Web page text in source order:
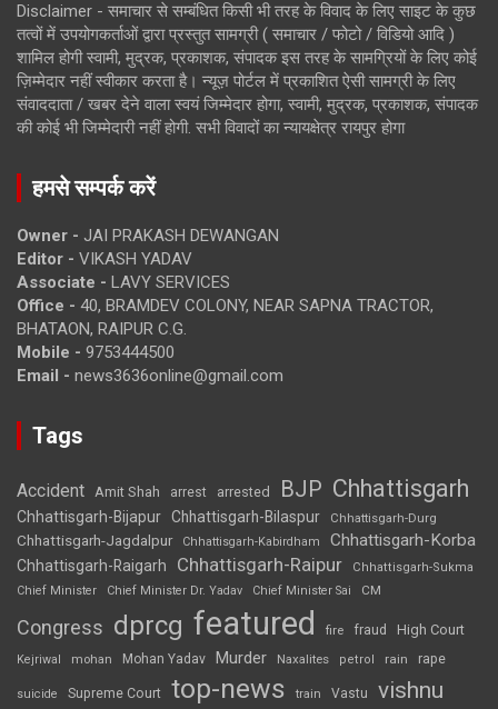
Disclaimer - समाचार से सम्बंधित किसी भी तरह के विवाद के लिए साइट के कुछ
तत्वों में उपयोगकर्ताओं द्वारा प्रस्तुत सामग्री ( समाचार / फोटो / विडियो आदि )
शामिल होगी स्वामी, मुद्रक, प्रकाशक, संपादक इस तरह के सामग्रियों के लिए कोई
ज़िम्मेदार नहीं स्वीकार करता है। न्यूज़ पोर्टल में प्रकाशित ऐसी सामग्री के लिए
संवाददाता / खबर देने वाला स्वयं जिम्मेदार होगा, स्वामी, मुद्रक, प्रकाशक, संपादक
की कोई भी जिम्मेदारी नहीं होगी. सभी विवादों का न्यायक्षेत्र रायपुर होगा
हमसे सम्पर्क करें
Owner - JAI PRAKASH DEWANGAN
Editor - VIKASH YADAV
Associate - LAVY SERVICES
Office - 40, BRAMDEV COLONY, NEAR SAPNA TRACTOR,
BHATAON, RAIPUR C.G.
Mobile - 9753444500
Email - news3636online@gmail.com
Tags
Accident Amit Shah arrest arrested BJP Chhattisgarh
Chhattisgarh-Bijapur Chhattisgarh-Bilaspur Chhattisgarh-Durg
Chhattisgarh-Jagdalpur Chhattisgarh-Kabirdham Chhattisgarh-Korba
Chhattisgarh-Raigarh Chhattisgarh-Raipur
Chhattisgarh-Sukma
Chief Minister
Chief Minister Dr. Yadav Chief Minister Sai CM
Congress dprcg featured fire fraud High Court
Kejriwal mohan Mohan Yadav Murder Naxalites petrol rain rape
suicide Supreme Court top-news train Vastu vishnu